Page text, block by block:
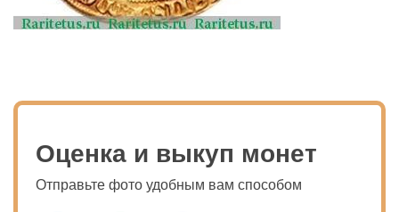
Оценка и выкуп монет
Отправьте фото удобным вам способом